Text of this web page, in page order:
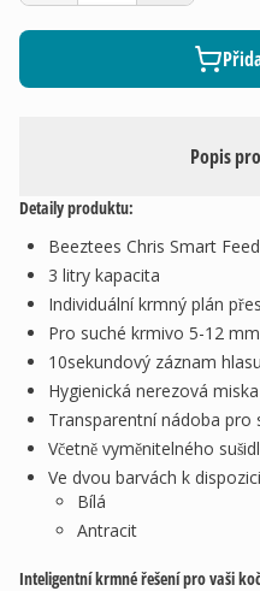
Popis
Detaily produktu:
Beeztees Chris Smart
3 litry kapacita
Individuální krmný plán
Pro suché krmivo 5-12
10sekundový záznam
Hygienická nerezová miska
Transparentní nádoba
Včetně vyměnitelného
Ve dvou barvách k
Bílá
Antracit
Inteligentní krmné řešení pro vaši